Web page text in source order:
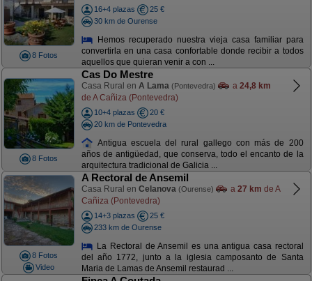
8 Fotos
16+4 plazas
25 €
30 km de Ourense
Hemos recuperado nuestra vieja casa familiar para
convertirla en una casa confortable donde recibir a todos
aquellos que quieran venir a con ...
8 Fotos
Cas Do Mestre
Casa Rural en A Lama (Pontevedra) a 24,8 km
de A Cañiza (Pontevedra)
10+4 plazas
20 €
20 km de Pontevedra
Antigua escuela del rural gallego con más de 200
años de antigüedad, que conserva, todo el encanto de la
arquitectura tradicional de Galicia ...
8 Fotos
Video
A Rectoral de Ansemil
Casa Rural en Celanova (Ourense) a 27 km de A
Cañiza (Pontevedra)
14+3 plazas
25 €
233 km de Ourense
La Rectoral de Ansemil es una antigua casa rectoral
del año 1772, junto a la iglesia camposanto de Santa
Maria de Lamas de Ansemil restaurad ...